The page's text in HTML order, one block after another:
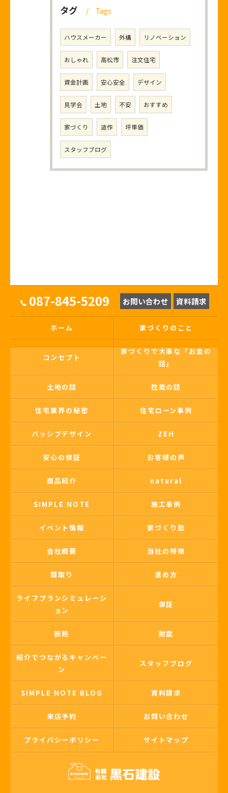
タグ Tags
ハウスメーカー 外構 リノベーション
おしゃれ 高松市 注文住宅
資金計画 安心安全 デザイン
見学会 土地 不安 おすすめ
家づくり 造作 坪単価
スタッフブログ
087-845-5209 お問い合わせ 資料請求
ホーム 家づくりのこと
コンセプト
家づくりで大事な「お金の
話」
土地の話 性能の話
住宅業界の秘密 住宅ローン事例
パッシブデザイン ZEH
安心の保証 お客様の声
商品紹介 natural
SIMPLE NOTE 施工事例
イベント情報 家づくり塾
会社概要 当社の特徴
間取り 進め方
ライフプランシミュレーシ
ョン
保証
断熱 耐震
紹介でつながるキャンペー
ン
スタッフブログ
SIMPLE NOTE BLOG 資料請求
来店予約 お問い合わせ
プライバシーポリシー サイトマップ